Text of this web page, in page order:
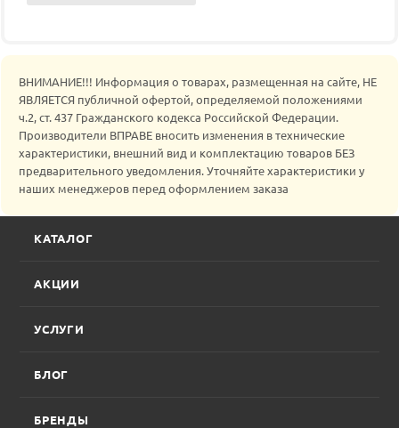
ВНИМАНИЕ!!! Информация о товарах, размещенная на сайте, НЕ
ЯВЛЯЕТСЯ публичной офертой, определяемой положениями
ч.2, ст. 437 Гражданского кодекса Российской Федерации.
Производители ВПРАВЕ вносить изменения в технические
характеристики, внешний вид и комплектацию товаров БЕЗ
предварительного уведомления. Уточняйте характеристики у
наших менеджеров перед оформлением заказа
КАТАЛОГ
АКЦИИ
УСЛУГИ
БЛОГ
БРЕНДЫ